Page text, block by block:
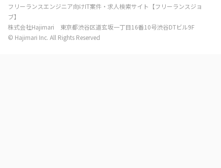
フリーランスエンジニア向けIT案件・求人検索サイト【フリーランスジョ
ブ】
株式会社Hajimari 東京都渋谷区道玄坂一丁目16番10号渋谷DTビル9F
©︎ Hajimari Inc. All Rights Reserved